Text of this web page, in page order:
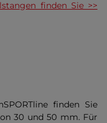
finden Sie >>
finden Sie
30 und 50 mm. Für